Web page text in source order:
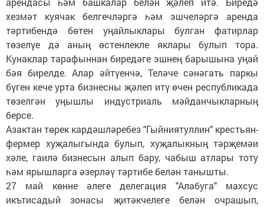
хезмәт куячак белгечләргә һәм эшчеләргә аренда
тәртибендә бөтен уңайлыклары булган фатирлар
төзелүе дә аның өстенлекле яклары булып тора.
Кунаклар тарафыннан биредәге эшнең барышына уңай
бәя бирелде. Алар әйтүенчә, Теләче сәнәгать паркы
бүген кече урта бизнесны җәлеп итү өчен республикада
төзелгән уңышлы индустриаль мәйданчыкларның
берсе.
Азактан төрек кардәшләребез "Гыйниятуллин" крестьян-
фермер хуҗалыгында булып, хуҗалыкның тәрҗемәи
хәле, гаилә бизнесын алып бару, чабыш атлары тоту
һәм ярышларга әзерләү тәртибе белән танышты.
27 май көнне әлеге делегация "Алабуга" махсус
икътисадый зонасы җитәкчелеге белән очрашып,